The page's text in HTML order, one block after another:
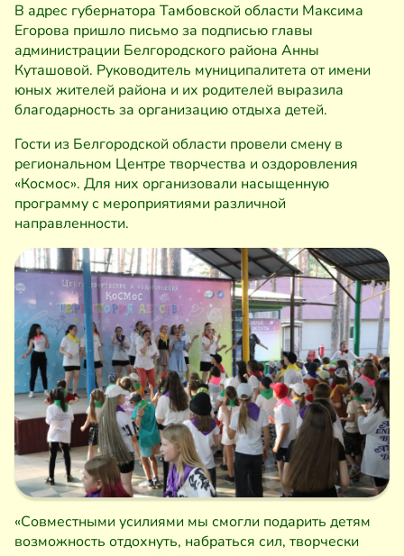
В адрес губернатора Тамбовской области Максима
Егорова пришло письмо за подписью главы
администрации Белгородского района Анны
Куташовой. Руководитель муниципалитета от имени
юных жителей района и их родителей выразила
благодарность за организацию отдыха детей.
Гости из Белгородской области провели смену в
региональном Центре творчества и оздоровления
«Космос». Для них организовали насыщенную
программу с мероприятиями различной
направленности.
«Совместными усилиями мы смогли подарить детям
возможность отдохнуть, набраться сил, творчески